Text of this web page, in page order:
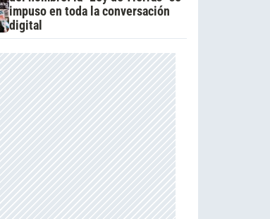
impuso en toda la conversación
digital